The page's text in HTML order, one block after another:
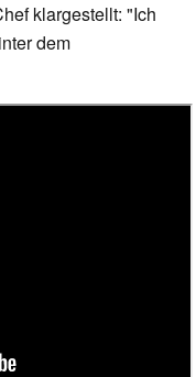
klargestellt: "Ich
dem